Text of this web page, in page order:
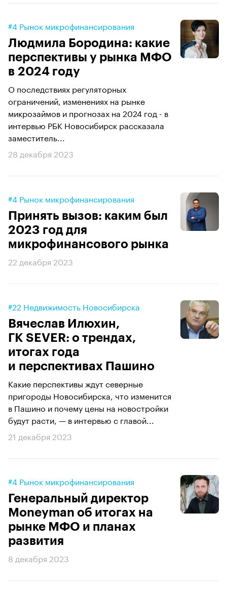
#4 Рынок микрофинансирования
Людмила Бородина: какие
перспективы у рынка МФО
в 2024 году
О последствиях регуляторных
ограничений, изменениях на рынке
микрозаймов и прогнозах на 2024 год - в
интервью РБК Новосибирск рассказала
заместитель...
28 декабря 2023
#4 Рынок микрофинансирования
Принять вызов: каким был
2023 год для
микрофинансового рынка
22 декабря 2023
#22 Недвижимость Новосибирска
Вячеслав Илюхин,
ГК SEVER: о трендах,
итогах года
и перспективах Пашино
Какие перспективы ждут северные
пригороды Новосибирска, что изменится
в Пашино и почему цены на новостройки
будут расти, — в интервью с главой...
21 декабря 2023
#4 Рынок микрофинансирования
Генеральный директор
Moneyman об итогах на
рынке МФО и планах
развития
8 декабря 2023